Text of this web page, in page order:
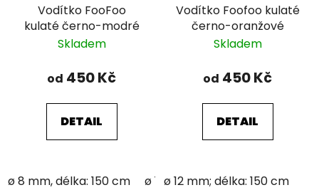
Vodítko FooFoo
kulaté černo-modré
Skladem
od 450 Kč
DETAIL
ø 8 mm, délka: 150 cm ø 12 mm; délka: 150 cm
Vodítko Foofoo kulaté
černo-oranžové
Skladem
od 450 Kč
DETAIL
ø 12 mm; délka: 150 cm